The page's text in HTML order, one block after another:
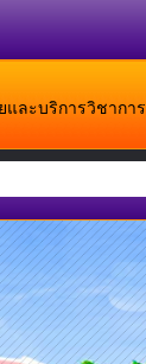
และบริการวิชาการ